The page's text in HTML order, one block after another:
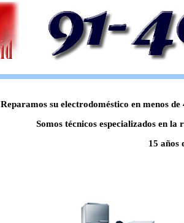
Reparamos su electrodoméstico en menos
Somos técnicos especializados en
15 años